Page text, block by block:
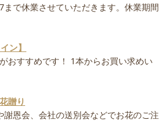
で休業させていただきます。休業期間
ン】
おすすめです！ 1本からお買い求めい
贈り
恩会、会社の送別会などでお花のご注